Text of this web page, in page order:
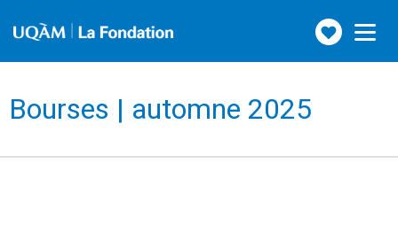
Faire
un
Toggle
navigation
Bourses | automne 2025